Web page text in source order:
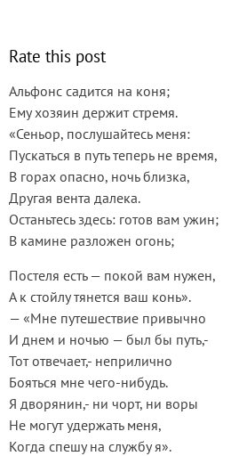
Rate this post
Альфонс садится на коня;
Ему хозяин держит стремя.
«Сеньор, послушайтесь меня:
Пускаться в путь теперь не время,
В горах опасно, ночь близка,
Другая вента далека.
Останьтесь здесь: готов вам ужин;
В камине разложен огонь;
Постеля есть — покой вам нужен,
А к стойлу тянется ваш конь».
— «Мне путешествие привычно
И днем и ночью — был бы путь,-
Тот отвечает,- неприлично
Бояться мне чего-нибудь.
Я дворянин,- ни чорт, ни воры
Не могут удержать меня,
Когда спешу на службу я».